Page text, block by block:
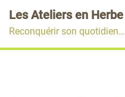
au
contenu
Les Ateliers en Herbe
Reconquérir son quotidien…